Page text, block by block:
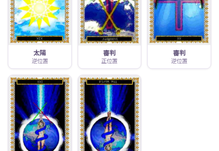
太陽
逆位置
審判
正位置
審判
逆位置